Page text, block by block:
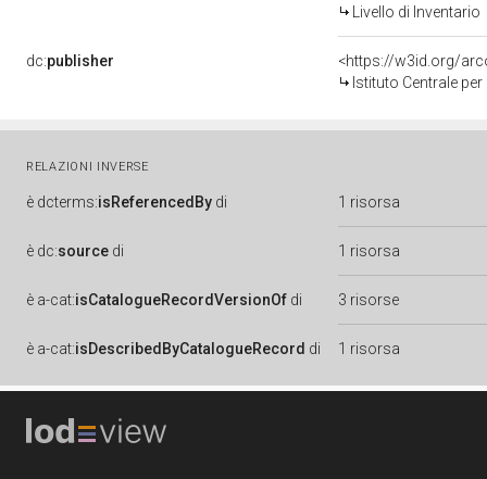
Livello di Inventario
dc:publisher
<https://w3id.org/
Istituto Centrale
RELAZIONI INVERSE
è dcterms:isReferencedBy di 1 risorsa
è dc:source di 1 risorsa
è a-cat:isCatalogueRecordVersionOf di 3 risorse
è a-cat:isDescribedByCatalogueRecord di 1 risorsa